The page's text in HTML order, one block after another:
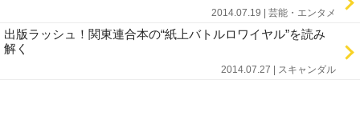
2014.07.19 | 芸能・エンタメ
出版ラッシュ！関東連合本の“紙上バトルロワイヤル”を読み
解く
2014.07.27 | スキャンダル